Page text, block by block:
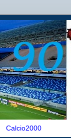
Calcio2000